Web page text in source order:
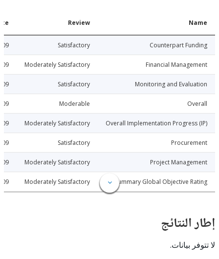
Counterpart
Satisfactory
2015-07-09
Financial
Moderately Satisfactory
2015-07-09
Monitoring and
Satisfactory
2015-07-09
Moderable
2015-07-09
Overall Implementation
Moderately Satisfactory
2015-07-09
Satisfactory
2015-07-09
Project
Moderately Satisfactory
2015-07-09
Summary Global Objective
Moderately Satisfactory
2015-07-09
بيانات.